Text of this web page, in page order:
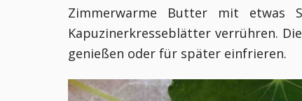
Zimmerwarme Butter mit etwas
Kapuzinerkresseblätter verrühren.
genießen oder für später einfrieren.